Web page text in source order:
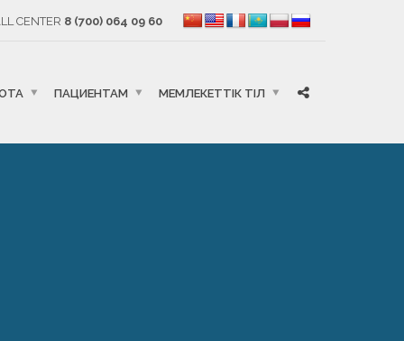
CENTER 8 (700) 064 09 60
ПАЦИЕНТАМ МЕМЛЕКЕТТІК ТІЛ